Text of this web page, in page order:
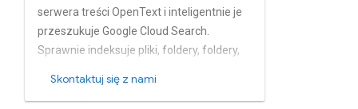
serwera treści OpenText i inteligentnie je
przeszukuje Google Cloud Search.
Sprawnie indeksuje pliki, foldery, foldery,
woluminy, kolekcje, klasyfikacje i wiele
Skontaktuj się z nami